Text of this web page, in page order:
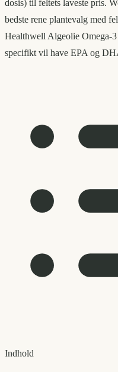
dosis) til feltets laveste pris.
bedste rene plantevalg med
Healthwell Algeolie Omega-
specifikt vil have EPA og
Indhold